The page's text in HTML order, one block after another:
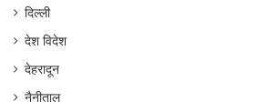
दिल्ली
देश विदेश
देहरादून
नैनीताल